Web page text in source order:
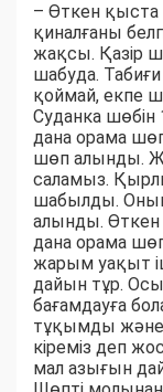
– Өткен қыста
қиналғаны
жақсы. Қазір
шабуда.
қоймай, екпе
Суданка шөбін
дана орама
шөп алынды.
саламыз.
шабылды.
алынды.
дана орама
жарым уақыт
дайын тұр.
бағамдауға
тұқымды және
кіреміз деп
мал азығын